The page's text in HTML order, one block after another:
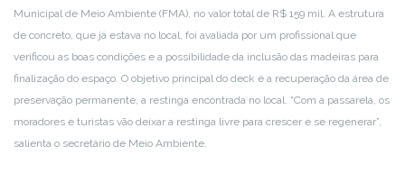
Municipal de Meio Ambiente (FMA), no valor total de R$ 159 mil. A estrutura
de concreto, que já estava no local, foi avaliada por um profissional que
verificou as boas condições e a possibilidade da inclusão das madeiras para
finalização do espaço. O objetivo principal do deck é a recuperação da área de
preservação permanente, a restinga encontrada no local. “Com a passarela, os
moradores e turistas vão deixar a restinga livre para crescer e se regenerar”,
salienta o secretário de Meio Ambiente.